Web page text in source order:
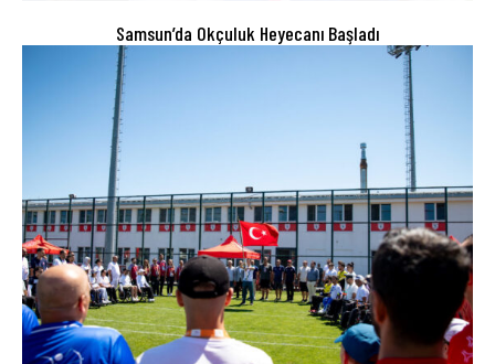
Samsun’da Okçuluk Heyecanı Başladı